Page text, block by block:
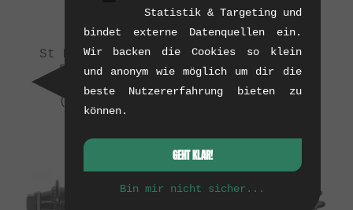
St Martin "Evo
Flatland"
Freecoaster
(11/2012)
St Martin "Evo
Griptape" Pegs
(02/2013)
Statistik & Targeting und
bindet externe Datenquellen ein.
Wir backen die Cookies so klein
und anonym wie möglich um dir die
beste Nutzererfahrung bieten zu
können.
GEHT KLAR!
Bin mir nicht sicher...